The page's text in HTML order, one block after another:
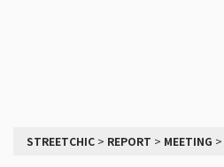
STREETCHIC > REPORT > MEETING >